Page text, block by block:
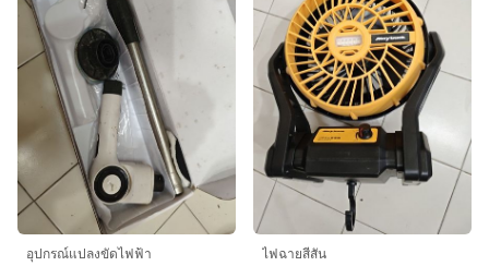
อุปกรณ์แปลงขัดไฟฟ้า
ไฟฉายสีสัน